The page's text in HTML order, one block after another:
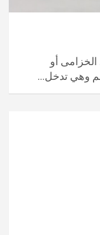
الخزامى أو
وهي تدخل…